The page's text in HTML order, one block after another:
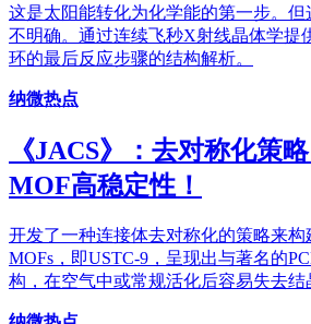
这是太阳能转化为化学能的第一步。
不明确。通过连续飞秒X射线晶体学提
环的最后反应步骤的结构解析。
纳微热点
《JACS》：去对称化策
MOF高稳定性！
开发了一种连接体去对称化的策略来
MOFs，即USTC-9，呈现出与著名的
构，在空气中或常规活化后容易失去结